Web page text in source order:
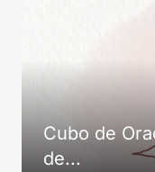
Cubo de
de...